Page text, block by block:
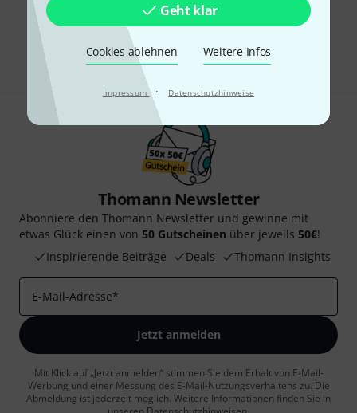
Geht klar
Cookies ablehnen Weitere Infos
Impressum · Datenschutzhinweise
Gefällt Ihnen, was Sie sehen?
Teilen Hilfe & Feedback
Thomann Newsletter
Abonniere den Thomann Newsletter und gewinne mit
etwas Glück einen von 50 Gutscheinen über jeweils 50€!
Inspirierende Beiträge
Deals Thomann Insights
E-Mail-Adresse*
Jetzt anmelden
Mit Klick auf „Jetzt anmelden“ stimmen Sie dem Erhalt von E-Mail-
Werbung und einer Messung des E-Mail-Nutzungsverhaltens zu. Die
Abmeldung ist jederzeit möglich. Weitere Informationen finden Sie in